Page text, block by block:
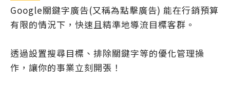
Google關鍵字廣告(又稱為點擊廣告) 能在行銷預算
有限的情況下，快速且精準地導流目標客群。
透過設置搜尋目標、排除關鍵字等的優化管理操
作，讓你的事業立刻開張！